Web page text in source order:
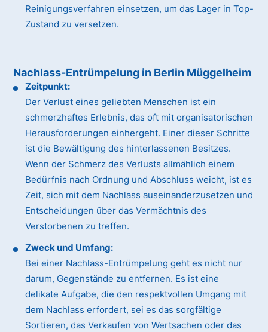
Reinigungsverfahren einsetzen, um das Lager in Top-
Zustand zu versetzen.
Nachlass-Entrümpelung in Berlin Müggelheim
Zeitpunkt:
Der Verlust eines geliebten Menschen ist ein
schmerzhaftes Erlebnis, das oft mit organisatorischen
Herausforderungen einhergeht. Einer dieser Schritte
ist die Bewältigung des hinterlassenen Besitzes.
Wenn der Schmerz des Verlusts allmählich einem
Bedürfnis nach Ordnung und Abschluss weicht, ist es
Zeit, sich mit dem Nachlass auseinanderzusetzen und
Entscheidungen über das Vermächtnis des
Verstorbenen zu treffen.
Zweck und Umfang:
Bei einer Nachlass-Entrümpelung geht es nicht nur
darum, Gegenstände zu entfernen. Es ist eine
delikate Aufgabe, die den respektvollen Umgang mit
dem Nachlass erfordert, sei es das sorgfältige
Sortieren, das Verkaufen von Wertsachen oder das